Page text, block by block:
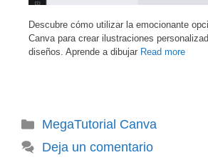
Descubre cómo utilizar la emocionante
Canva para crear ilustraciones
diseños. Aprende a dibujar Read more
Categorías
MegaTutorial Canva
Deja un comentario